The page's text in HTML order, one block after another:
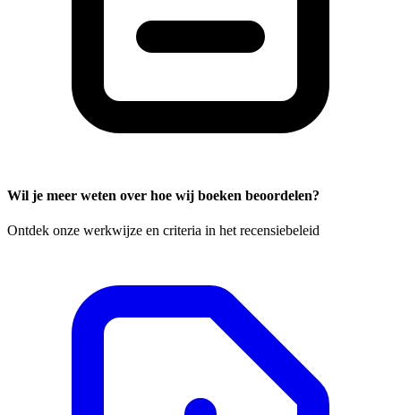
Wil je meer weten over hoe wij boeken beoordelen?
Ontdek onze werkwijze en criteria in het recensiebeleid